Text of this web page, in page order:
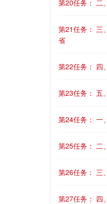
第20任务： 二
第21任务： 三
省
第22任务： 四
第23任务： 五
第24任务：
第25任务：
第26任务：
第27任务：